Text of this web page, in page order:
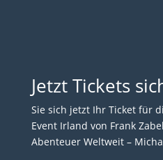
Jetzt Tickets
Sie sich jetzt Ihr Ticket für
Event Irland von Frank Zabel
Abenteuer Weltweit –